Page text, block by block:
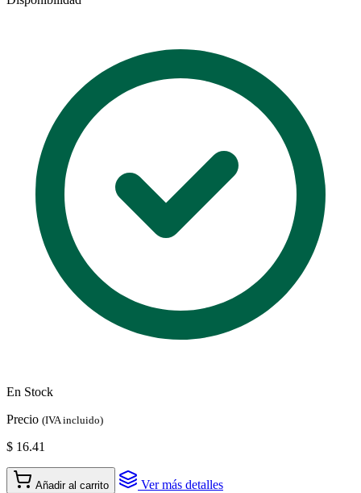
En Stock
Precio (IVA incluido)
$ 16.41
Añadir al carrito Ver más detalles